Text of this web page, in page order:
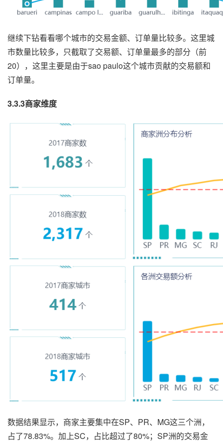
继续下钻看看哪个城市的交易金额、订单量比较多。这里城
市数量比较多，只截取了交易额、订单量最多的部分（前
20），这里主要是由于sao paulo这个城市贡献的交易额和
订单量。
3.3.3商家维度
数据结果显示，商家主要集中在SP、PR、MG这三个洲，
占了78.83%。加上SC，占比超过了80%；SP洲的交易金